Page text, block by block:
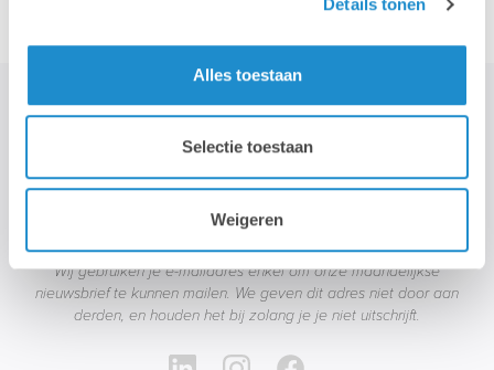
Details tonen
Alles toestaan
Selectie toestaan
Weigeren
STAY TUNED!
Wij gebruiken je e-mailadres enkel om onze maandelijkse
nieuwsbrief te kunnen mailen. We geven dit adres niet door aan
derden, en houden het bij zolang je je niet uitschrijft.